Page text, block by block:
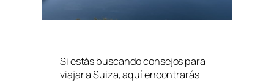
Si estás buscando consejos para
viajar a Suiza, aquí encontrarás